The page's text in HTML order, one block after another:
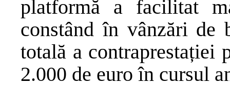
platformă a facilitat
constând în vânzări de
totală a contraprestației
2.000 de euro în cursul